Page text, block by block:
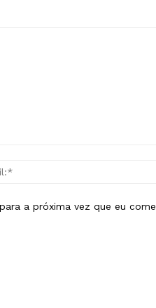
a próxima vez que eu